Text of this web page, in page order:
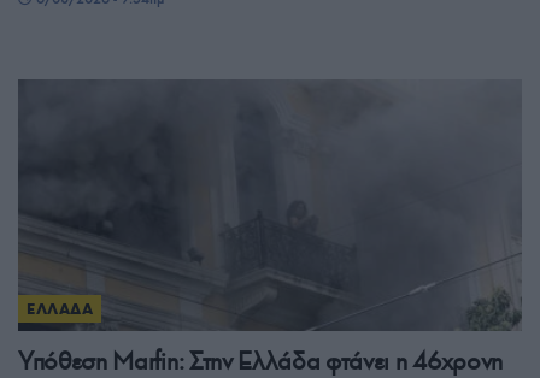
ΕΛΛΑΔΑ
Υπόθεση Μarfin: Στην Ελλάδα φτάνει η 46χρονη